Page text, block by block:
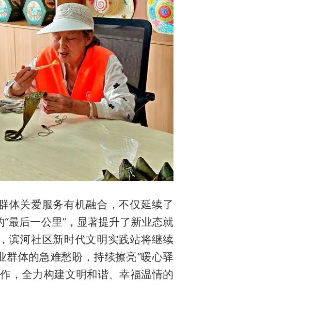
体关爱服务有机融合，不仅延续了
最后一公里”，显著提升了新业态就
滨河社区新时代文明实践站将继续
体的急难愁盼，持续擦亮“暖心驿
，全力构建文明和谐、幸福温情的